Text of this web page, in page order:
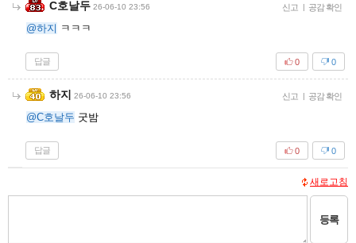
C호날두 26-06-10 23:56 신고 | 공감 확인
@하지 ㅋㅋㅋ
답글 0
0
하지 26-06-10 23:56 신고 | 공감 확인
@C호날두 굿밤
답글 0
0
새로고침
등록